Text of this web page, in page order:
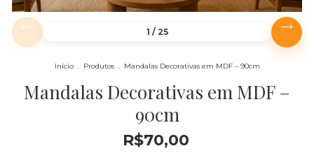
1 / 25
Início . Produtos . Mandalas Decorativas em MDF – 90cm
Mandalas Decorativas em MDF –
90cm
R$70,00